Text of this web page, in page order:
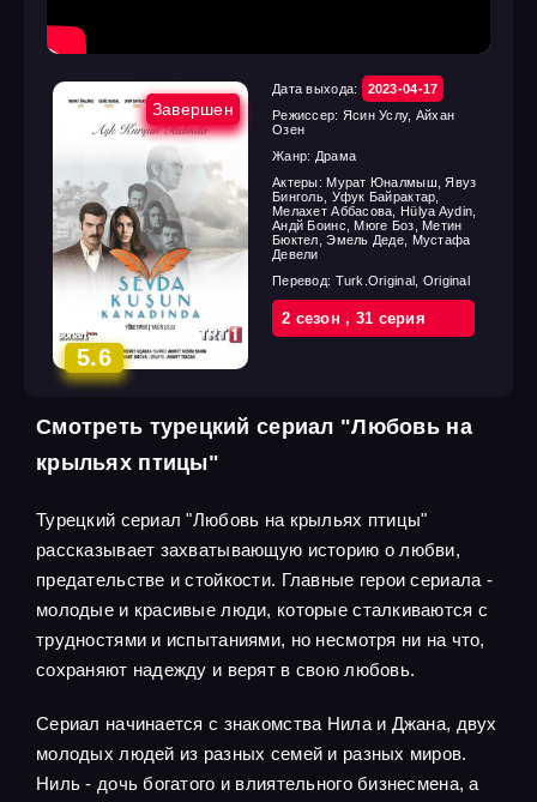
Завершен
5.6
Дата выхода:
2023-04-17
Режиссер: Ясин Услу, Айхан
Озен
Жанр: Драма
Актеры: Мурат Юналмыш, Явуз
Бинголь, Уфук Байрактар,
Мелахет Аббасова, Hülya Aydin,
Андй Боинс, Мюге Боз, Метин
Бюктел, Эмель Деде, Мустафа
Девели
Перевод: Turk.Original, Original
2 cезон, 31 cерия
Смотреть турецкий сериал "Любовь на
крыльях птицы"
Турецкий сериал "Любовь на крыльях птицы"
рассказывает захватывающую историю о любви,
предательстве и стойкости. Главные герои сериала -
молодые и красивые люди, которые сталкиваются с
трудностями и испытаниями, но несмотря ни на что,
сохраняют надежду и верят в свою любовь.
Сериал начинается с знакомства Нила и Джана, двух
молодых людей из разных семей и разных миров.
Ниль - дочь богатого и влиятельного бизнесмена, а